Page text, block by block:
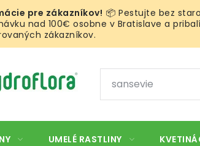
📦 Pestujte bez
nad 100€ osobne v Bratislave a
zákazníkov.
UMELÉ RASTLINY